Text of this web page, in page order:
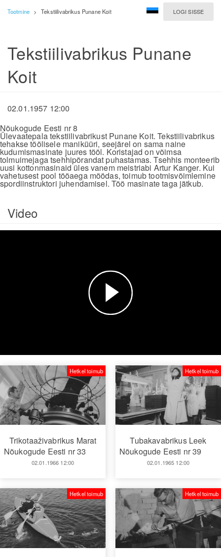
LOGI SISSE
Tootmine > Tekstiilivabrikus Punane Koit
Tekstiilivabrikus Punane
Koit
02.01.1957 12:00
Nõukogude Eesti nr 8
Ülevaatepala tekstiilivabrikust Punane Koit. Tekstiilivabrikus
tehakse töölisele maniküüri, seejärel on sama naine
kudumismasinate juures tööl. Koristajad on võimsa
tolmuimejaga tsehhipõrandat puhastamas. Tsehhis monteerib
uusi kottonmasinaid üles vanem meistriabi Artur Kanger. Kui
vahetusest pool tööaega möödas, toimub tootmisvõimlemine
spordiinstruktori juhendamisel. Töö masinate taga jätkub.
Video
Esita
Trikotaaživabrikus Marat
Nõukogude Eesti nr 33
02.01.1966 12:00
Hetkel toimub
Tubakavabrikus Leek
Nõukogude Eesti nr 39
02.01.1965 12:00
Hetkel toimub
Hetkel toimub Hetkel toimub